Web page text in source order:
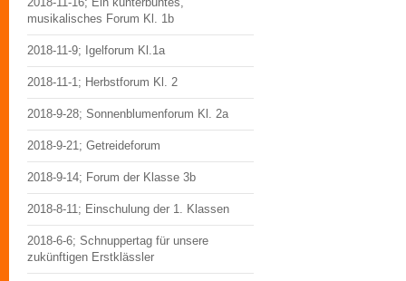
musikalisches Forum Kl. 1b
2018-11-9; Igelforum Kl.1a
2018-11-1; Herbstforum Kl. 2
2018-9-28; Sonnenblumenforum Kl. 2a
2018-9-21; Getreideforum
2018-9-14; Forum der Klasse 3b
2018-8-11; Einschulung der 1. Klassen
2018-6-6; Schnuppertag für unsere
zukünftigen Erstklässler